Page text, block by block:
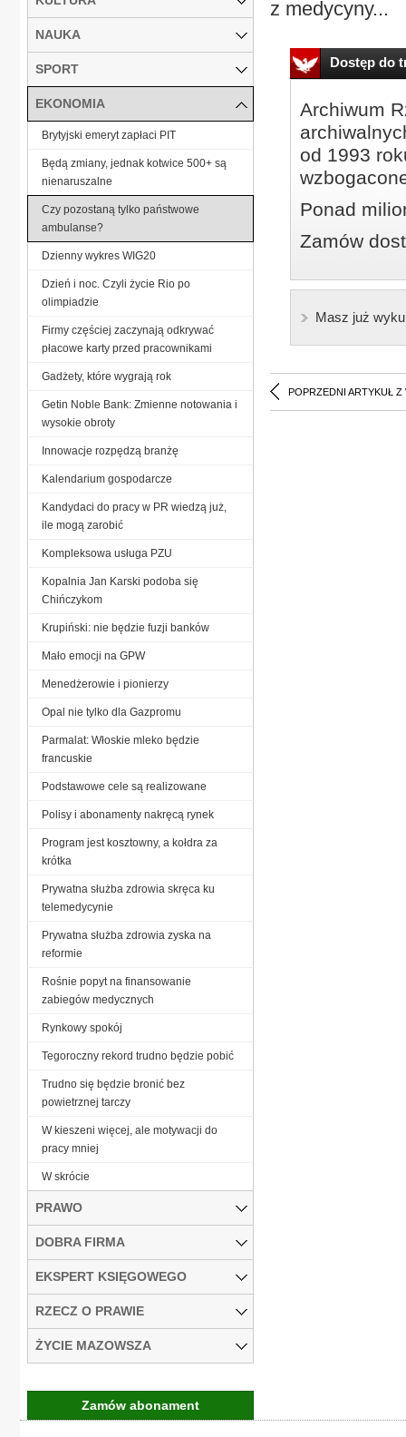
z medycyny...
Dostęp do
Archiwum
od 1993
Ponad
Zamów
Masz już
POPRZEDNI ARTYKUŁ Z
NAUKA
SPORT
EKONOMIA
Brytyjski emeryt zapłaci PIT
Będą zmiany, jednak kotwice 500+ są
nienaruszalne
Czy pozostaną tylko państwowe
ambulanse?
Dzienny wykres WIG20
Dzień i noc. Czyli życie Rio po
olimpiadzie
Firmy częściej zaczynają odkrywać
płacowe karty przed pracownikami
Gadżety, które wygrają rok
Getin Noble Bank: Zmienne notowania i
wysokie obroty
Innowacje rozpędzą branżę
Kalendarium gospodarcze
Kandydaci do pracy w PR wiedzą już,
ile mogą zarobić
Kompleksowa usługa PZU
Kopalnia Jan Karski podoba się
Chińczykom
Krupiński: nie będzie fuzji banków
Mało emocji na GPW
Menedżerowie i pionierzy
Opal nie tylko dla Gazpromu
Parmalat: Włoskie mleko będzie
francuskie
Podstawowe cele są realizowane
Polisy i abonamenty nakręcą rynek
Program jest kosztowny, a kołdra za
krótka
Prywatna służba zdrowia skręca ku
telemedycynie
Prywatna służba zdrowia zyska na
reformie
Rośnie popyt na finansowanie
zabiegów medycznych
Rynkowy spokój
Tegoroczny rekord trudno będzie pobić
Trudno się będzie bronić bez
powietrznej tarczy
W kieszeni więcej, ale motywacji do
pracy mniej
W skrócie
PRAWO
DOBRA FIRMA
EKSPERT KSIĘGOWEGO
RZECZ O PRAWIE
ŻYCIE MAZOWSZA
Zamów abonament